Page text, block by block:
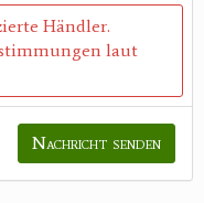
Händler.
laut
Nachricht senden